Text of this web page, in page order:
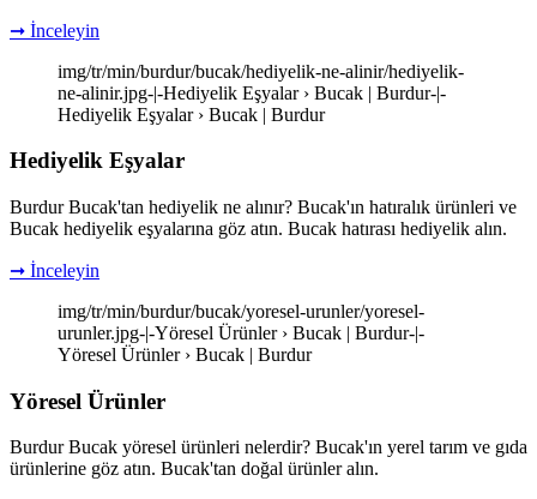
➞ İnceleyin
img/tr/min/burdur/bucak/hediyelik-ne-alinir/hediyelik-
ne-alinir.jpg-|-Hediyelik Eşyalar › Bucak | Burdur-|-
Hediyelik Eşyalar › Bucak | Burdur
Hediyelik Eşyalar
Burdur Bucak'tan hediyelik ne alınır? Bucak'ın hatıralık ürünleri ve
Bucak hediyelik eşyalarına göz atın. Bucak hatırası hediyelik alın.
➞ İnceleyin
img/tr/min/burdur/bucak/yoresel-urunler/yoresel-
urunler.jpg-|-Yöresel Ürünler › Bucak | Burdur-|-
Yöresel Ürünler › Bucak | Burdur
Yöresel Ürünler
Burdur Bucak yöresel ürünleri nelerdir? Bucak'ın yerel tarım ve gıda
ürünlerine göz atın. Bucak'tan doğal ürünler alın.